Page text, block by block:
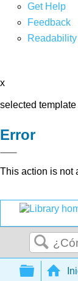
Get Help
Feedback
Readability
x
selected
Error
This action is not